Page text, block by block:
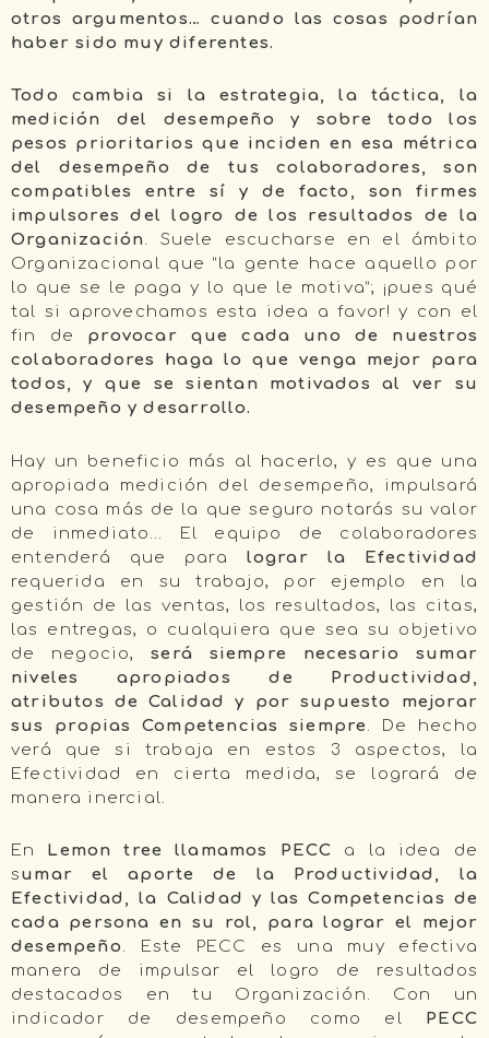
otros argumentos… cuando las cosas podrían
haber sido muy diferentes.
Todo
cambia si la estrategia, la táctica, la
medición del desempeño y sobre todo los
pesos prioritarios que inciden en esa métrica
del desempeño de tus colaboradores, son
compatibles entre sí y de facto, son firmes
impulsores del logro de los resultados de la
Organización. Suele escucharse en el ámbito
Organizacional que “la gente hace aquello por
lo que se le paga y lo que le motiva”; ¡pues qué
tal si aprovechamos esta idea a favor! y con el
fin de provocar que cada uno de nuestros
colaboradores haga lo que venga mejor para
todos, y que se sientan motivados al ver su
desempeño y desarrollo.
Hay un beneficio más al hacerlo, y es que una
apropiada medición del desempeño, impulsará
una cosa más de la que seguro notarás su valor
de inmediato… El equipo de colaboradores
entenderá que para
lograr la Efectividad
requerida en su trabajo, por ejemplo en la
gestión de las ventas, los resultados, las citas,
las entregas, o cualquiera que sea su objetivo
de negocio,será siempre necesario sumar
niveles apropiados de Productividad,
atributos de Calidad y por supuesto mejorar
sus propias Competencias siempre. De hecho
verá que si trabaja en estos 3 aspectos, la
Efectividad en cierta medida, se logrará de
manera inercial.
En Lemon tree llamamos PECC a la idea de
sumar el aporte de la Productividad, la
Efectividad, la Calidad y las Competencias de
cada persona en su rol, para lograr el mejor
desempeño. Este PECC es una muy efectiva
manera de impulsar el logro de resultados
destacados en tu Organización. Con un
indicador de desempeño como el PECC